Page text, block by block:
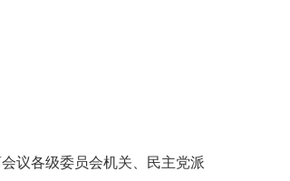
议各级委员会机关、民主党派